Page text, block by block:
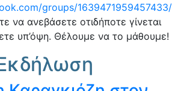
groups/1639471959457433/
να ανεβάσετε οτιδήποτε γίνεται
υπ’όψη. Θέλουμε να το μάθουμε!